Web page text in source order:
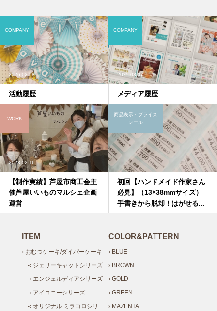
2026.02.28
活動履歴
COMPANY
2025.08.07
メディア履歴
COMPANY
2023.02.16
【制作実績】芦屋市商工会主
催芦屋いいものマルシェ企画
運営
WORK
初回【ハンドメイド作家さん
必見】（13×38mmサイズ）
手書きから脱却！はがせる...
商品表示・プライス
シール
ITEM
› おむつケーキ/ダイパーケーキ
-› ジェリーキャットシリーズ
-› エンジェルディアシリーズ
-› アイコニーシリーズ
-› オリジナル ミラコロシリ
COLOR&PATTERN
› BLUE
› BROWN
› GOLD
› GREEN
› MAZENTA